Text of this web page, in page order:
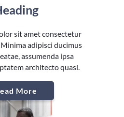
sit amet consectetur
adipisci ducimus
assumenda ipsa
architecto quasi.
More